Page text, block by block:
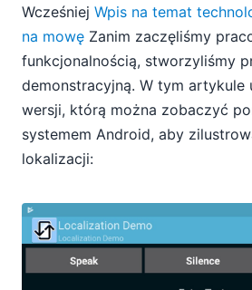
Wcześniej Wpis na temat
na mowę Zanim zaczęliśmy
funkcjonalnością, stworzyliśmy
demonstracyjną. W tym artykule
wersji, którą można zobaczyć
systemem Android, aby
lokalizacji: